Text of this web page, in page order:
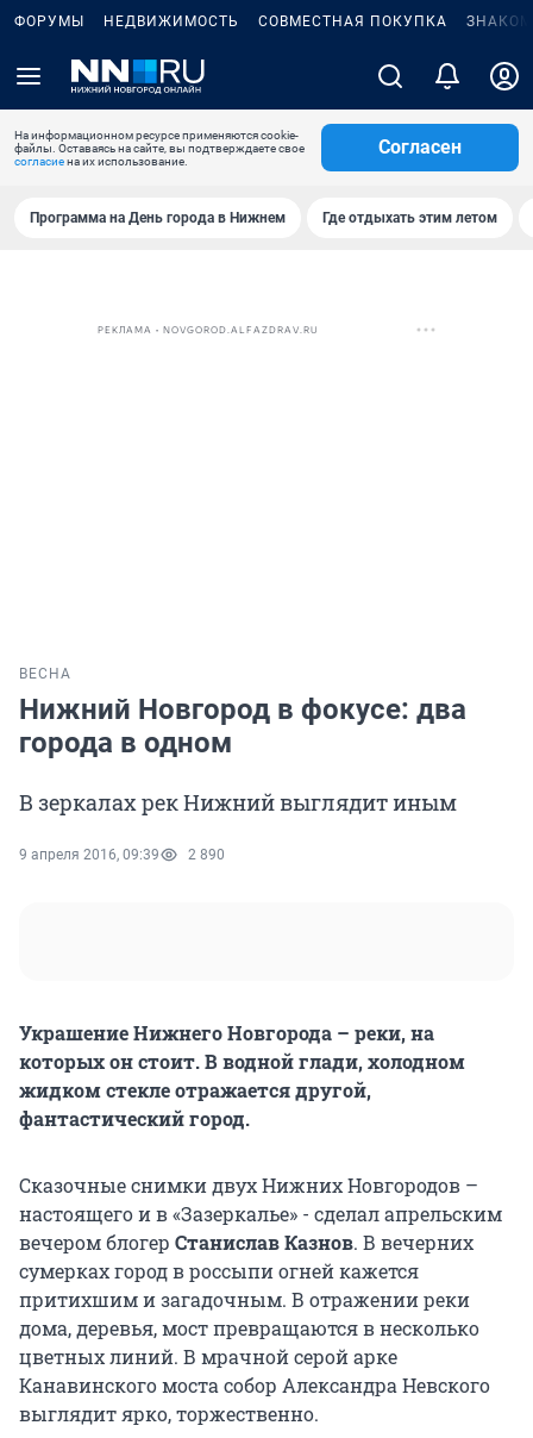
ФОРУМЫ НЕДВИЖИМОСТЬ СОВМЕСТНАЯ ПОКУПКА
На информационном ресурсе применяются cookie-
файлы. Оставаясь на сайте, вы подтверждаете свое
согласиена их использование.
Согласен
Программа на День города в Нижнем Где отдыхать этим летом
РЕКЛАМА • NOVGOROD.ALFAZDRAV.RU
ВЕСНА
Нижний Новгород в фокусе: два
города в одном
В зеркалах рек Нижний выглядит иным
9 апреля 2016, 09:39 2 890
Украшение Нижнего Новгорода – реки, на
которых он стоит. В водной глади, холодном
жидком стекле отражается другой,
фантастический город.
Сказочные снимки двух Нижних Новгородов –
настоящего и в «Зазеркалье» - сделал апрельским
вечером блогер Станислав Казнов. В вечерних
сумерках город в россыпи огней кажется
притихшим и загадочным. В отражении реки
дома, деревья, мост превращаются в несколько
цветных линий. В мрачной серой арке
Канавинского моста собор Александра Невского
выглядит ярко, торжественно.